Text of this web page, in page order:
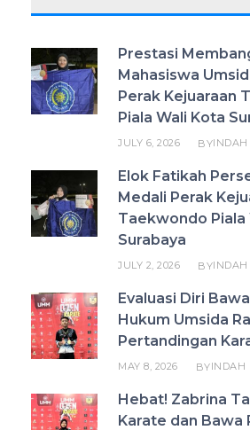
Prestasi
Mahasiswa
Perak Kejuaraan
Piala Wali Kota
JULY 6, 2026 BY
Elok Fatikah
Medali Perak
Taekwondo Piala
Surabaya
JULY 2, 2026 BY
Evaluasi Diri
Hukum Umsida
Pertandingan
MAY 8, 2026 BYINDAH
Hebat! Zabrina
Karate dan Bawa